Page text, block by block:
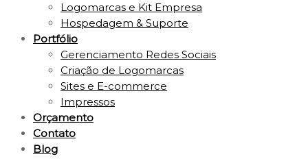
Logomarcas e Kit Empresa
Hospedagem & Suporte
Portfólio
Gerenciamento Redes Sociais
Criação de Logomarcas
Sites e E-commerce
Impressos
Orçamento
Contato
Blog